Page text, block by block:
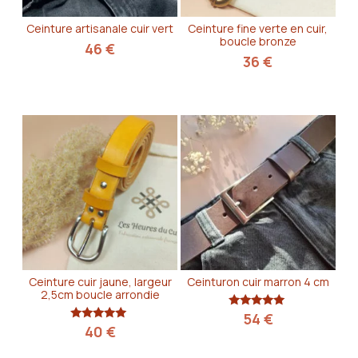
Ceinture artisanale cuir vert
46€
Ceinture fine verte en cuir,
boucle bronze
36€
Ceinture cuir jaune, largeur
2,5cm boucle arrondie
Note
5.00
40 €
Ceinturon cuir marron 4 cm
Note
5.00
54 €